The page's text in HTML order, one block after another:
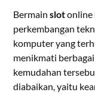
Bermainslotonline
perkembangan
komputer yang
menikmati
kemudahan
diabaikan, yaitu